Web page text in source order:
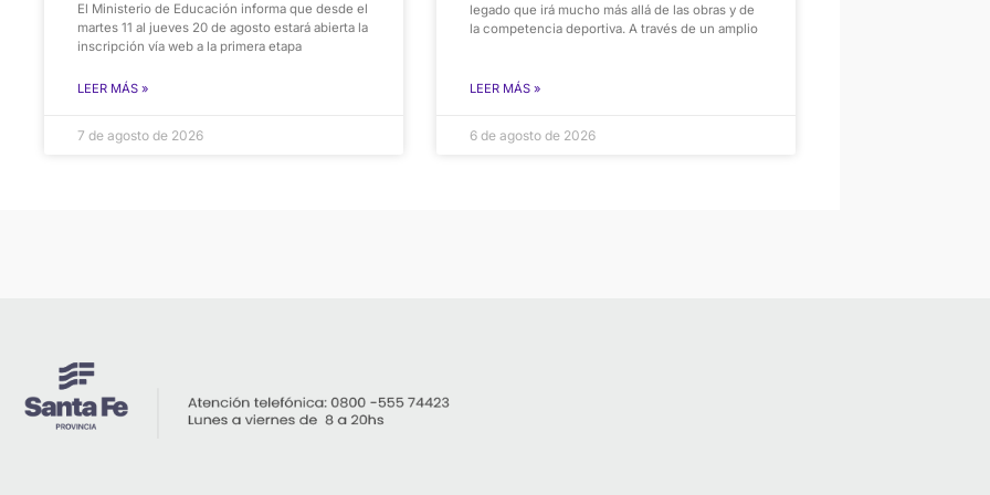
El Ministerio de Educación informa que desde el
martes 11 al jueves 20 de agosto estará abierta la
inscripción vía web a la primera etapa
LEER MÁS »
7 de agosto de 2026
legado que irá mucho más allá de las obras y de
la competencia deportiva. A través de un amplio
LEER MÁS »
6 de agosto de 2026